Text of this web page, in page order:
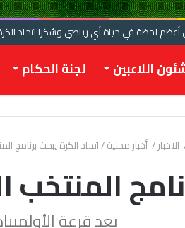
لحظة في حياة أي رياضي وشكرا اتحاد
اللاعبين لجنة الحكام
الاخبار/ أخبار محلية/اتحاد الكرة يبحث
بعد قرعة